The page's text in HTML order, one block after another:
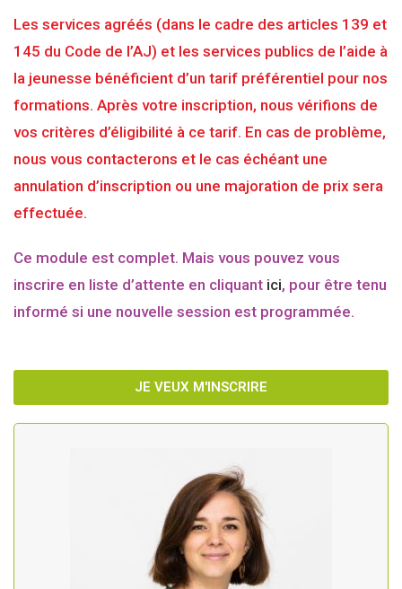
Les services agréés (dans le cadre des articles 139 et
145 du Code de l’AJ) et les services publics de l’aide à
la jeunesse bénéficient d’un tarif préférentiel pour nos
formations. Après votre inscription, nous vérifions de
vos critères d’éligibilité à ce tarif. En cas de problème,
nous vous contacterons et le cas échéant une
annulation d’inscription ou une majoration de prix sera
effectuée.
Ce module est complet. Mais vous pouvez vous
inscrire en liste d’attente en cliquant ici, pour être tenu
informé si une nouvelle session est programmée.
JE VEUX M'INSCRIRE